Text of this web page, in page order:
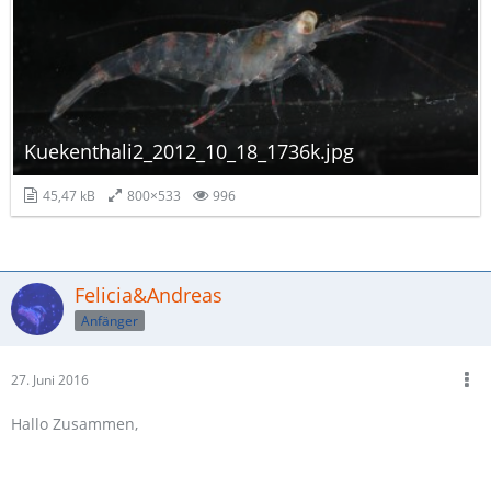
Kuekenthali2_2012_10_18_1736k.jpg
45,47 kB 800×533 996
Felicia&Andreas
Anfänger
27. Juni 2016
Hallo Zusammen,